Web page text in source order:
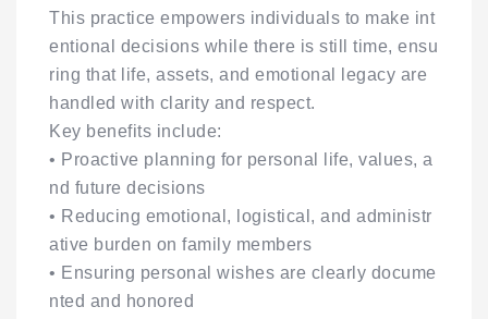
This practice empowers individuals to make int
entional decisions while there is still time, ensu
ring that life, assets, and emotional legacy are
handled with clarity and respect.
Key benefits include:
• Proactive planning for personal life, values, a
nd future decisions
• Reducing emotional, logistical, and administr
ative burden on family members
• Ensuring personal wishes are clearly docume
nted and honored